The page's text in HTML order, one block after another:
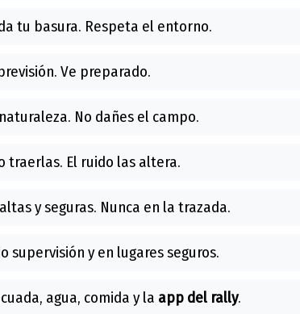
tu basura. Respeta el entorno.
Ve preparado.
No dañes el campo.
traerlas. El ruido las altera.
y seguras. Nunca en la trazada.
supervisión y en lugares seguros.
agua, comida y la app del rally.